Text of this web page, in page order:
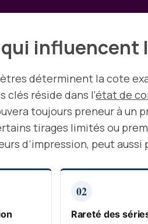
influencent
déterminent la cote
clés réside dans l’état de
toujours preneur à un
tirages limités ou
d’impression, peut
02
Rareté des